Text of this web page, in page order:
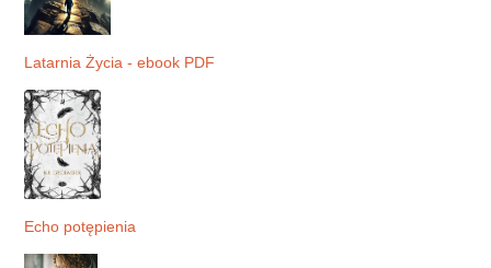
Latarnia Życia - ebook PDF
Echo potępienia